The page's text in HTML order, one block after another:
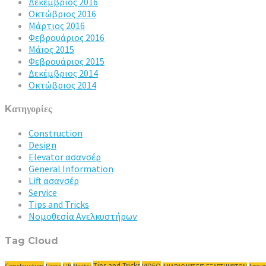
Οκτώβριος 2016
Μάρτιος 2016
Φεβρουάριος 2016
Μάιος 2015
Φεβρουάριος 2015
Δεκέμβριος 2014
Οκτώβριος 2014
Kατηγορίες
Construction
Design
Elevator ασανσέρ
General Information
Lift ασανσέρ
Service
Tips and Tricks
Νομοθεσία Ανελκυστήρων
Tag Cloud